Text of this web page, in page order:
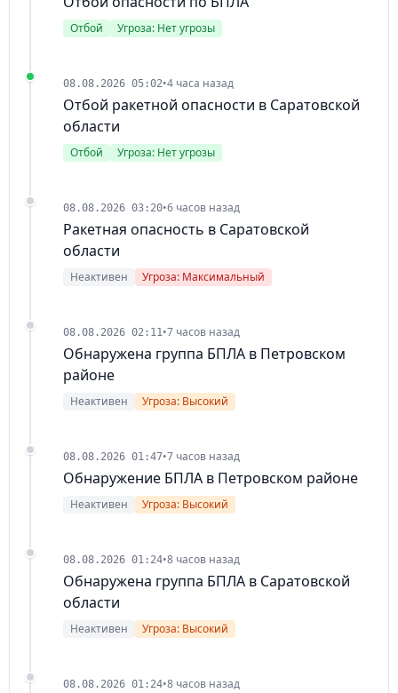
Отбой Угроза: Нет угрозы
08.08.2026 05:02•4 часа назад
Отбой ракетной опасности в Саратовской
области
Отбой Угроза: Нет угрозы
08.08.2026 03:20•6 часов назад
Ракетная опасность в Саратовской
области
Неактивен Угроза: Максимальный
08.08.2026 02:11•7 часов назад
Обнаружена группа БПЛА в Петровском
районе
Неактивен Угроза: Высокий
08.08.2026 01:47•7 часов назад
Обнаружение БПЛА в Петровском районе
Неактивен Угроза: Высокий
08.08.2026 01:24•8 часов назад
Обнаружена группа БПЛА в Саратовской
области
Неактивен Угроза: Высокий
08.08.2026 01:24•8 часов назад